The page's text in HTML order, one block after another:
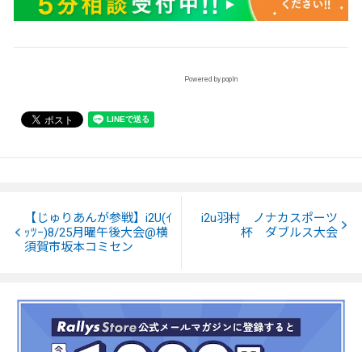
Powered by popIn
【じゅりあんが参戦】i2U(ｲ
ｯﾂｰ)8/25月曜午後大会@横
須賀市坂本コミセン
i2u羽村 ノナカスポーツ
杯 ダブルス大会